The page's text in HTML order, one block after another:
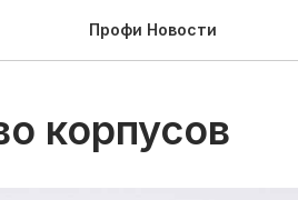
Профи Новости
корпусов